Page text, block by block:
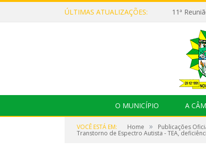
ÚLTIMAS ATUALIZAÇÕES:
O MUNICÍPIO A
VOCÊ ESTÁ EM: Home » Publicações
Transtorno de Espectro Autista - TEA,